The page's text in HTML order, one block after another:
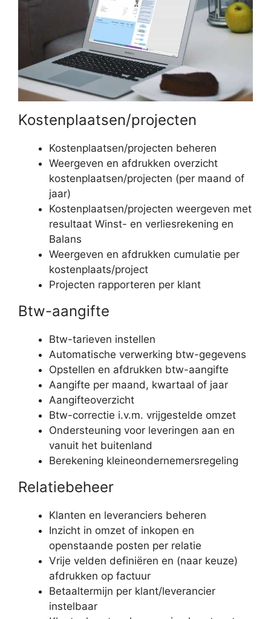
Kostenplaatsen/projecten
Kostenplaatsen/projecten beheren
Weergeven en afdrukken overzicht
kostenplaatsen/projecten (per maand of
jaar)
Kostenplaatsen/projecten weergeven met
resultaat Winst- en verliesrekening en
Balans
Weergeven en afdrukken cumulatie per
kostenplaats/project
Projecten rapporteren per klant
Btw-aangifte
Btw-tarieven instellen
Automatische verwerking btw-gegevens
Opstellen en afdrukken btw-aangifte
Aangifte per maand, kwartaal of jaar
Aangifteoverzicht
Btw-correctie i.v.m. vrijgestelde omzet
Ondersteuning voor leveringen aan en
vanuit het buitenland
Berekening kleineondernemersregeling
Relatiebeheer
Klanten en leveranciers beheren
Inzicht in omzet of inkopen en
openstaande posten per relatie
Vrije velden definiëren en (naar keuze)
afdrukken op factuur
Betaaltermijn per klant/leverancier
instelbaar